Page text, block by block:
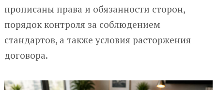
прописаны права и обязанности сторон,
порядок контроля за соблюдением
стандартов, а также условия расторжения
договора.